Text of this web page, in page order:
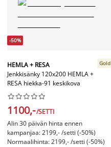
-50%
HEMLA + RESA
Jenkkisänky 120x200 HEMLA +
RESA hiekka-91 keskikova
Gold






1100,-/SETTI
Alin 30 päivän hinta ennen
kampanjaa: 2199,- /setti (-50%)
Normaalihinta: 2199,- /setti (-50%)